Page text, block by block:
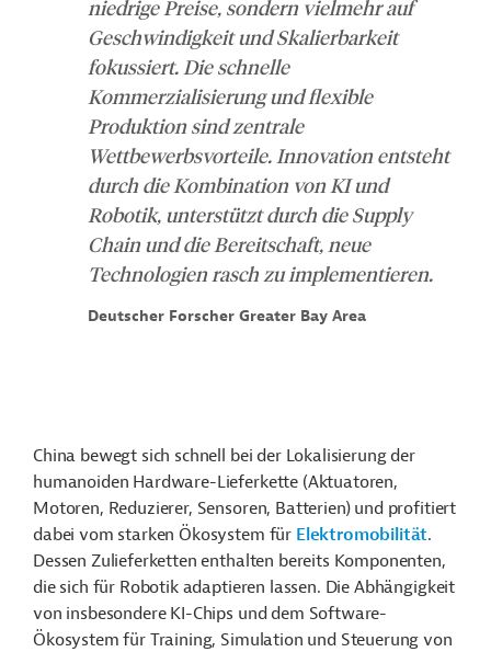
niedrige Preise, sondern vielmehr auf
Geschwindigkeit und Skalierbarkeit
fokussiert. Die schnelle
Kommerzialisierung und flexible
Produktion sind zentrale
Wettbewerbsvorteile. Innovation entsteht
durch die Kombination von KI und
Robotik, unterstützt durch die Supply
Chain und die Bereitschaft, neue
Technologien rasch zu implementieren.
Deutscher Forscher Greater Bay Area
China bewegt sich schnell bei der Lokalisierung der
humanoiden Hardware-Lieferkette (Aktuatoren,
Motoren, Reduzierer, Sensoren, Batterien) und profitiert
dabei vom starken Ökosystem für Elektromobilität.
Dessen Zulieferketten enthalten bereits Komponenten,
die sich für Robotik adaptieren lassen. Die Abhängigkeit
von insbesondere KI-Chips und dem Software-
Ökosystem für Training, Simulation und Steuerung von